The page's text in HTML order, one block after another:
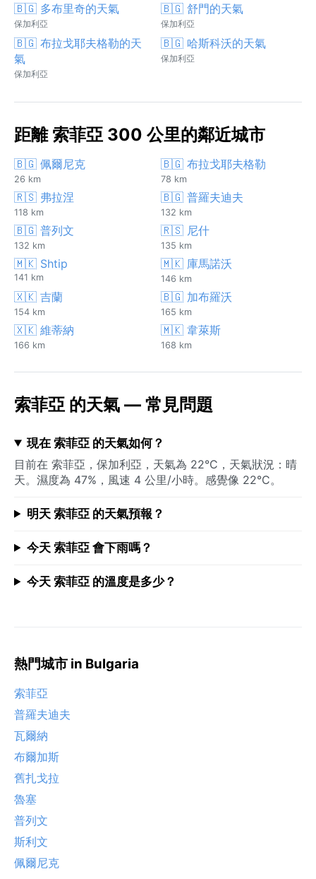
🇧🇬 多布里奇的天氣
保加利亞
🇧🇬 舒門的天氣
保加利亞
🇧🇬 布拉戈耶夫格勒的天
氣
保加利亞
🇧🇬 哈斯科沃的天氣
保加利亞
距離 索菲亞 300 公里的鄰近城市
🇧🇬 佩爾尼克
26 km
🇧🇬 布拉戈耶夫格勒
78 km
🇷🇸 弗拉涅
118 km
🇧🇬 普羅夫迪夫
132 km
🇧🇬 普列文
132 km
🇷🇸 尼什
135 km
🇲🇰 Shtip
141 km
🇲🇰 庫馬諾沃
146 km
🇽🇰 吉蘭
154 km
🇧🇬 加布羅沃
165 km
🇽🇰 維蒂納
166 km
🇲🇰 韋萊斯
168 km
索菲亞 的天氣 — 常見問題
現在 索菲亞 的天氣如何？
目前在 索菲亞，保加利亞，天氣為 22°C，天氣狀況：晴
天。濕度為 47%，風速 4 公里/小時。感覺像 22°C。
明天 索菲亞 的天氣預報？
今天 索菲亞 會下雨嗎？
今天 索菲亞 的溫度是多少？
熱門城市 in Bulgaria
索菲亞
普羅夫迪夫
瓦爾納
布爾加斯
舊扎戈拉
魯塞
普列文
斯利文
佩爾尼克